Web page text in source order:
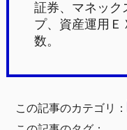
証券、マネック
プ、資産運用Ｅ
数。
この記事のカテゴリ：